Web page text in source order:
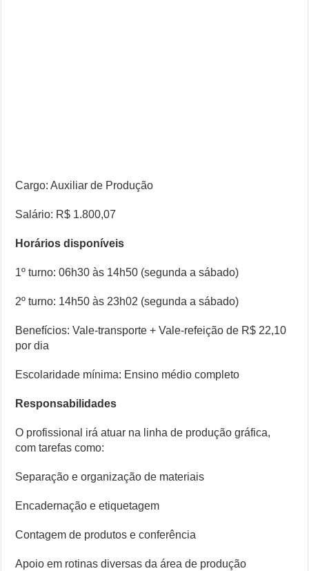
Cargo: Auxiliar de Produção
Salário: R$ 1.800,07
Horários disponíveis
1º turno: 06h30 às 14h50 (segunda a sábado)
2º turno: 14h50 às 23h02 (segunda a sábado)
Benefícios: Vale-transporte + Vale-refeição de R$ 22,10
por dia
Escolaridade mínima: Ensino médio completo
Responsabilidades
O profissional irá atuar na linha de produção gráfica,
com tarefas como:
Separação e organização de materiais
Encadernação e etiquetagem
Contagem de produtos e conferência
Apoio em rotinas diversas da área de produção